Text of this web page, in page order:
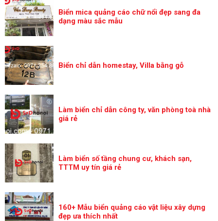
Biển mica quảng cáo chữ nổi đẹp sang đa
dạng màu sắc mẫu
Biển chỉ dẫn homestay, Villa bằng gỗ
Làm biển chỉ dẫn công ty, văn phòng toà nhà
giá rẻ
Làm biển số tầng chung cư, khách sạn,
TTTM uy tín giá rẻ
160+ Mẫu biển quảng cáo vật liệu xây dựng
đẹp ưa thích nhất